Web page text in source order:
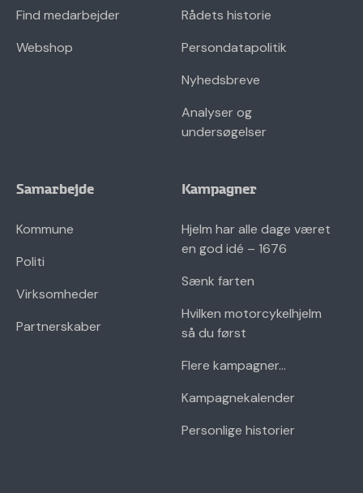
Find medarbejder
Webshop
Rådets historie
Persondatapolitik
Nyhedsbreve
Analyser og
undersøgelser
Samarbejde
Kommune
Politi
Virksomheder
Partnerskaber
Kampagner
Hjelm har alle dage været
en god idé – 1676
Sænk farten
Hvilken motorcykelhjelm
så du først
Flere kampagner...
Kampagnekalender
Personlige historier